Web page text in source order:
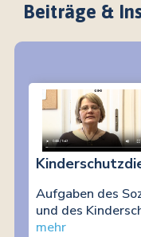
Beiträge &
Aufgaben des
und des
mehr